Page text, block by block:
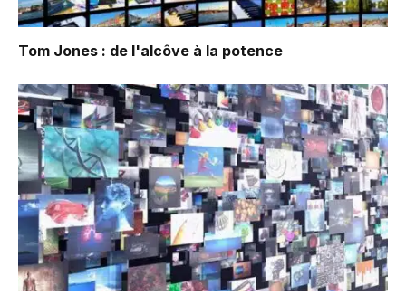
Tom Jones : de l'alcôve à la potence